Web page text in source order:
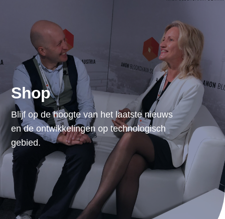
Shop
Blijf op de hoogte van het laatste nieuws
en de ontwikkelingen op technologisch
gebied.